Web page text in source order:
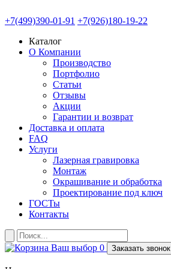
+7(499)390-01-91 +7(926)180-19-22
Каталог
О Компании
Производство
Портфолио
Статьи
Отзывы
Акции
Гарантии и возврат
Доставка и оплата
FAQ
Услуги
Лазерная гравировка
Монтаж
Окрашивание и обработка
Проектирование под ключ
ГОСТы
Контакты
Ваш выбор 0 Заказать звонок